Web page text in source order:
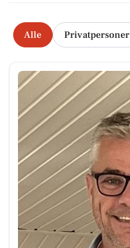
Alle Privatpersoner